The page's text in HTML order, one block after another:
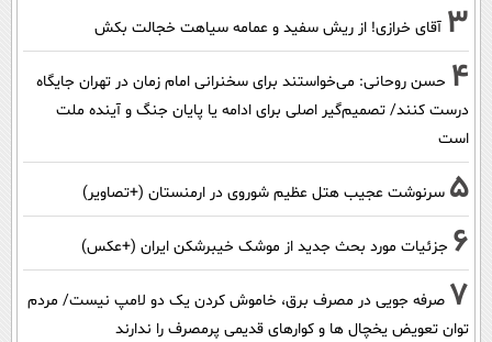
3 آقای خرازی! از ریش سفید و عمامه سیاهت خجالت بکش
4 حسن روحانی: می‌خواستند برای سخنرانی امام زمان در تهران جایگاه
درست کنند/ تصمیم‌گیر اصلی برای ادامه یا پایان جنگ و آینده ملت
است
5 سرنوشت عجیب هتل عظیم شوروی در ارمنستان (+تصاویر)
6 جزئیات مورد بحث جدید از موشک خیبرشکن ایران (+عکس)
7 صرفه جویی در مصرف برق، خاموش کردن یک دو لامپ نیست/ مردم
توان تعویض یخچال ها و کوارهای قدیمی پرمصرف را ندارند